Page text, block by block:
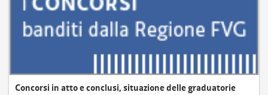
Concorsi in atto e conclusi, situazione delle graduatorie